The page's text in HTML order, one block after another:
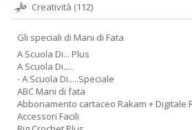
Creatività (112)
Gli speciali di Mani di Fata
A Scuola Di... Plus
A Scuola Di.....
- A Scuola Di.....Speciale
ABC Mani di fata
Abbonamento cartaceo Rakam + Digitale
Accessori Facili